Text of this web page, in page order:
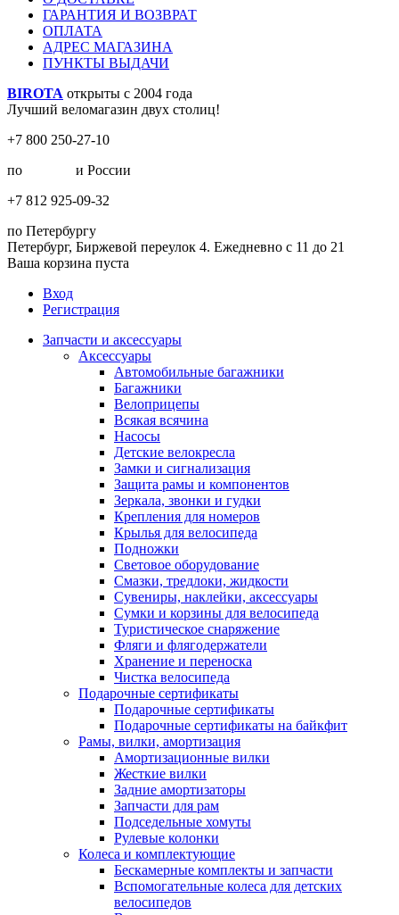
ГАРАНТИЯ И ВОЗВРАТ
ОПЛАТА
АДРЕС МАГАЗИНА
ПУНКТЫ ВЫДАЧИ
BIROTA открыты с 2004 года
Лучший веломагазин двух столиц!
+7 800 250-27-10
по
и России
+7 812 925-09-32
по Петербургу
Петербург, Биржевой переулок 4. Ежедневно с 11 до 21
Ваша корзина пуста
Вход
Регистрация
Запчасти и аксессуары
Аксессуары
Автомобильные багажники
Багажники
Велоприцепы
Всякая всячина
Насосы
Детские велокресла
Замки и сигнализация
Защита рамы и компонентов
Зеркала, звонки и гудки
Крепления для номеров
Крылья для велосипеда
Подножки
Световое оборудование
Смазки, тредлоки, жидкости
Сувениры, наклейки, аксессуары
Сумки и корзины для велосипеда
Туристическое снаряжение
Фляги и флягодержатели
Хранение и переноска
Чистка велосипеда
Подарочные сертификаты
Подарочные сертификаты
Подарочные сертификаты на байкфит
Рамы, вилки, амортизация
Амортизационные вилки
Жесткие вилки
Задние амортизаторы
Запчасти для рам
Подседельные хомуты
Рулевые колонки
Колеса и комплектующие
Бескамерные комплекты и запчасти
Вспомогательные колеса для детских
велосипедов